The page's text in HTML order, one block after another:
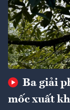
Ba giải
mốc xuất